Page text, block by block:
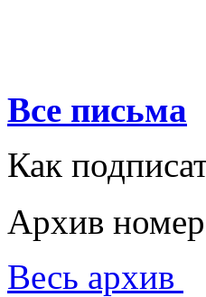
Все письма
Как
Архив
Весь архив